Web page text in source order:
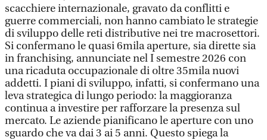
scacchiere internazionale, gravato da conflitti e
guerre commerciali, non hanno cambiato le strategie
di sviluppo delle reti distributive nei tre macrosettori.
Si confermano le quasi 6mila aperture, sia dirette sia
in franchising, annunciate nel I semestre 2026 con
una ricaduta occupazionale di oltre 35mila nuovi
addetti. I piani di sviluppo, infatti, si confermano una
leva strategica di lungo periodo: la maggioranza
continua a investire per rafforzare la presenza sul
mercato. Le aziende pianificano le aperture con uno
sguardo che va dai 3 ai 5 anni. Questo spiega la